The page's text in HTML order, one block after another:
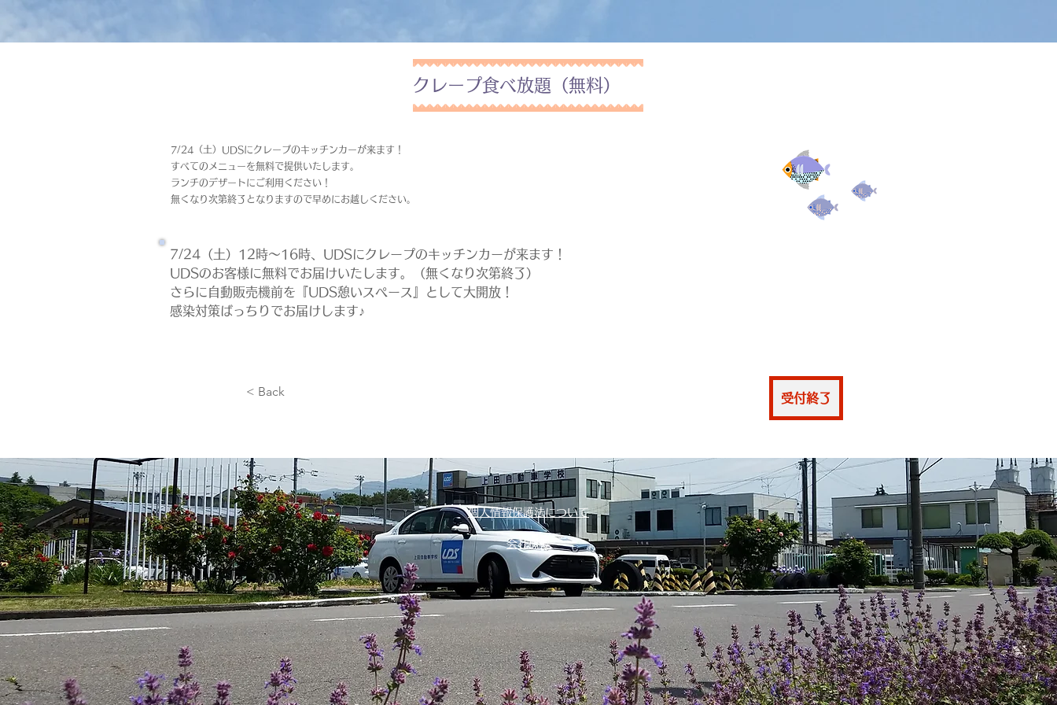
クレープ食べ放題（無料）
7/24（土）UDSにクレープのキッチンカーが来ます！
すべてのメニューを無料で提供いたします。
ランチのデザートにご利用ください！
無くなり次第終了となりますので早めにお越しください。
7/24（土）12時～16時、UDSにクレープのキッチンカーが来ます！
UDSのお客様に無料でお届けいたします。（無くなり次第終了）
さらに自動販売機前を『UDS憩いスペース』として大開放！
感染対策ばっちりでお届けします♪
< Back 仮申込
受付終了
個人情報保護法について
会社概要